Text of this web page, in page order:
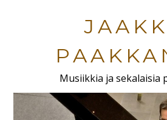
Musiikkia ja sekalaisia